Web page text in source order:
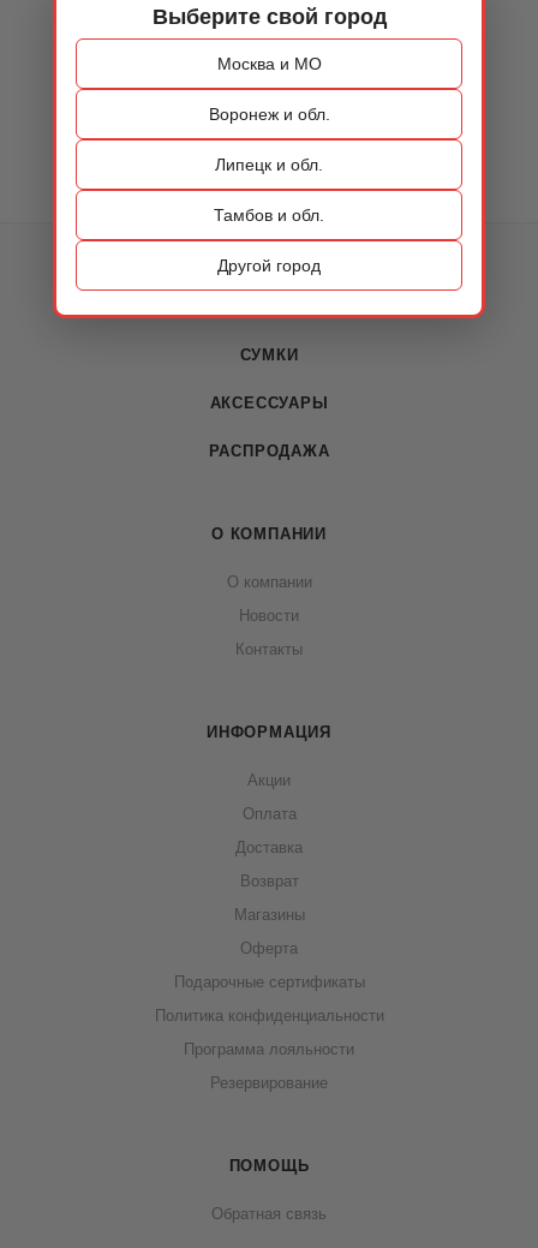
Выберите свой город
Москва и МО
Воронеж и обл.
Липецк и обл.
Тамбов и обл.
Другой город
КАТАЛОГ
СУМКИ
АКСЕССУАРЫ
РАСПРОДАЖА
О КОМПАНИИ
О компании
Новости
Контакты
ИНФОРМАЦИЯ
Акции
Оплата
Доставка
Возврат
Магазины
Оферта
Подарочные сертификаты
Политика конфиденциальности
Программа лояльности
Резервирование
ПОМОЩЬ
Обратная связь